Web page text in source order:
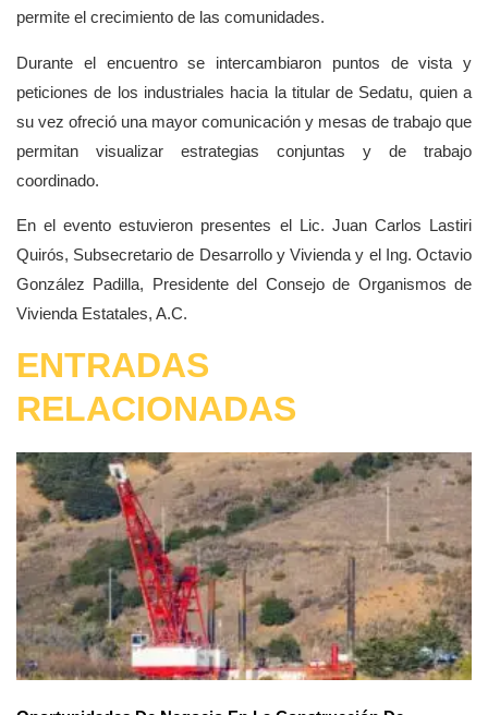
permite el crecimiento de las comunidades.
Durante el encuentro se intercambiaron puntos de vista y
peticiones de los industriales hacia la titular de Sedatu, quien a
su vez ofreció una mayor comunicación y mesas de trabajo que
permitan visualizar estrategias conjuntas y de trabajo
coordinado.
En el evento estuvieron presentes el Lic. Juan Carlos Lastiri
Quirós, Subsecretario de Desarrollo y Vivienda y el Ing. Octavio
González Padilla, Presidente del Consejo de Organismos de
Vivienda Estatales, A.C.
ENTRADAS
RELACIONADAS